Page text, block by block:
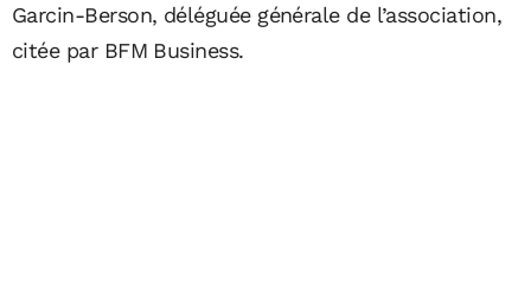
Garcin-Berson, déléguée générale de l’association,
citée par BFM Business.